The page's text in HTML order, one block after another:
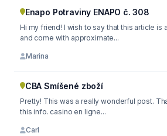
Enapo Potraviny ENAPO č. 308
Hi my friend! I wish to say that this article is
and come with approximate...
Marina
CBA Smíšené zboží
Pretty! This was a really wonderful post.
this info. casino en ligne...
Carl